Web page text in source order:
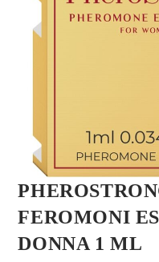
FEROMONI
DONNA 1 ML